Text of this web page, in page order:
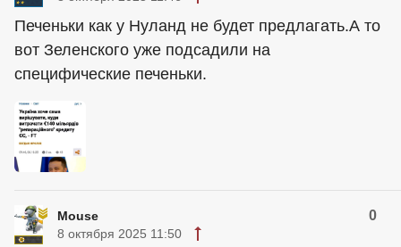
Печеньки как у Нуланд не будет предлагать.А то
вот Зеленского уже подсадили на
специфические печеньки.
Mouse 0
8 октября 2025 11:50